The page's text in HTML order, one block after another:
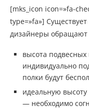
[mks_icon icon=»fa-
type=»fa»]
дизайнеры
высота
индивидуально
полки будут
идеальную
— необходимо